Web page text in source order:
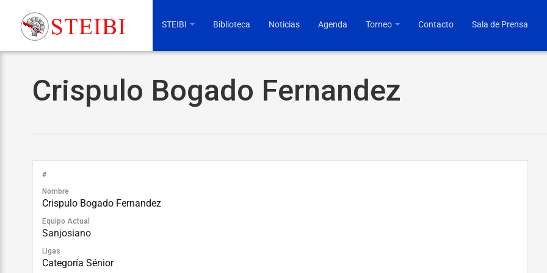
STEIBI Biblioteca Noticias Agenda Torneo Contacto Sala de Prensa
Crispulo Bogado Fernandez
#
Nombre
Crispulo Bogado Fernandez
Equipo Actual
Sanjosiano
Ligas
Categoría Sénior